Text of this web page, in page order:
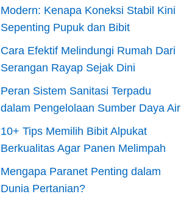
Modern: Kenapa Koneksi Stabil Kini
Sepenting Pupuk dan Bibit
Cara Efektif Melindungi Rumah Dari
Serangan Rayap Sejak Dini
Peran Sistem Sanitasi Terpadu
dalam Pengelolaan Sumber Daya Air
10+ Tips Memilih Bibit Alpukat
Berkualitas Agar Panen Melimpah
Mengapa Paranet Penting dalam
Dunia Pertanian?